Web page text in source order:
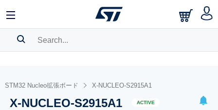
BOOKMARK
Pleaselog into show your saved searches.
STM32 Nucleo拡張ボード X-NUCLEO-S2915A1
X-NUCLEO-S2915A1 ACTIVE